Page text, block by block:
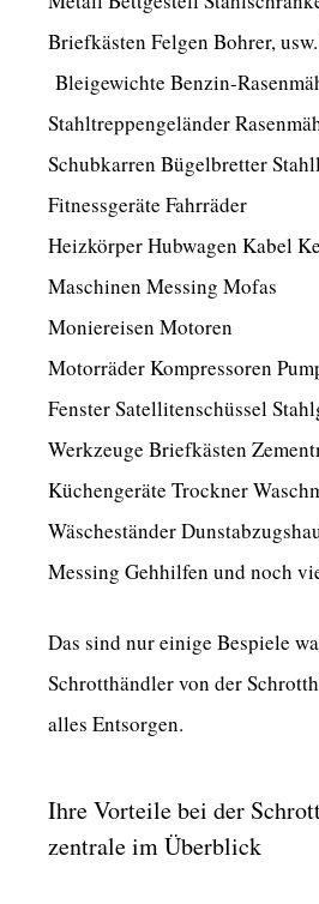
Briefkästen Felgen Bohrer,
Bleigewichte Benzin-
Stahltreppengeländer
Schubkarren Bügelbretter
Fitnessgeräte Fahrräder
Heizkörper Hubwagen Kabel
Maschinen Messing Mofas
Moniereisen Motoren
Motorräder Kompressoren
Fenster Satellitenschüssel
Werkzeuge Briefkästen
Küchengeräte Trockner
Wäscheständer
Messing Gehhilfen und noch
Das sind nur einige Bespiele
Schrotthändler von der
alles Entsorgen.
Ihre Vorteile bei der
zentrale im Überblick